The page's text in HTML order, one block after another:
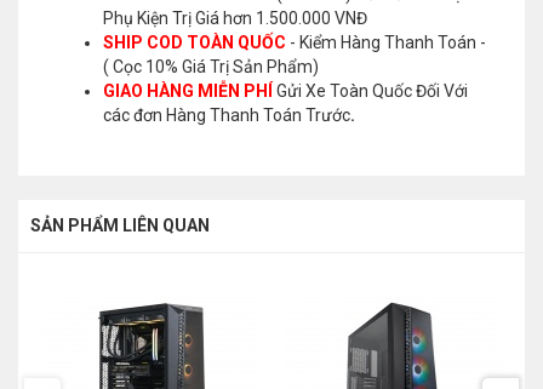
Phụ Kiện Trị Giá hơn 1.500.000 VNĐ
SHIP COD TOÀN QUỐC - Kiểm Hàng Thanh Toán -
( Cọc 10% Giá Trị Sản Phẩm)
GIAO HÀNG MIỄN PHÍ
Gửi Xe Toàn Quốc Đối Với
các đơn Hàng Thanh Toán Trước.
SẢN PHẨM LIÊN QUAN